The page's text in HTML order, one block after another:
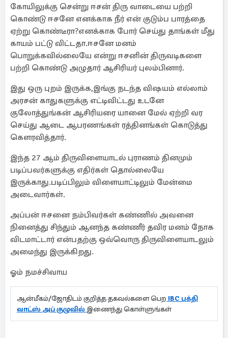
கோயிலுக்கு சென்று ஈசன் திரு வாடையை பற்றி
கொண்டு ஈசனே எனக்காக நீர் என் குடும்ப பாரத்தை
ஏற்று கொண்டீரா?எனக்காக போர் செய்து தாங்கள் மீது
காயம் பட்டு விட்டதா.ஈசனே மனம்
பொறுக்கவில்லையே என்று ஈசனின் திருவடிகளை
பற்றி கொண்டு அழுதார் ஆசிரியர் புலம்பினார்.
இது ஒரு புறம் இருக்க,இங்கு நடந்த விஷயம் எல்லாம்
அரசன் காதுகளுக்கு எட்டிவிட்டது உடனே
குலோத்துங்கன் ஆசிரியரை யானை மேல் ஏற்றி வர
செய்து ஆடை ஆபரணங்கள் ரத்தினங்கள் கொடுத்து
கௌரவித்தார்.
இந்த 27 ஆம் திருவிளையாடல் புராணம் தினமும்
படிப்பவர்களுக்கு எதிர்கள் தொல்லையே
இருக்காது.படிப்பிலும் விளையாட்டிலும் மேன்மை
அடைவார்கள்.
அப்பன் ஈசனை நம்பிவர்கள் கண்ணில் அவனை
நினைத்து சிந்தும் ஆனந்த கண்ணீர் தவிர மனம் நோக
விடமாட்டார் என்பதற்கு ஒவ்வொரு திருவிளையாடலும்
அமைந்து இருக்கிறது.
ஓம் நமச்சிவாய
ஆன்மீகம்/ஜோதிடம் குறித்த தகவல்களை பெற IBC பக்தி
வாட்ஸ் அப் குழுவில் இணைந்து கொள்ளுங்கள்